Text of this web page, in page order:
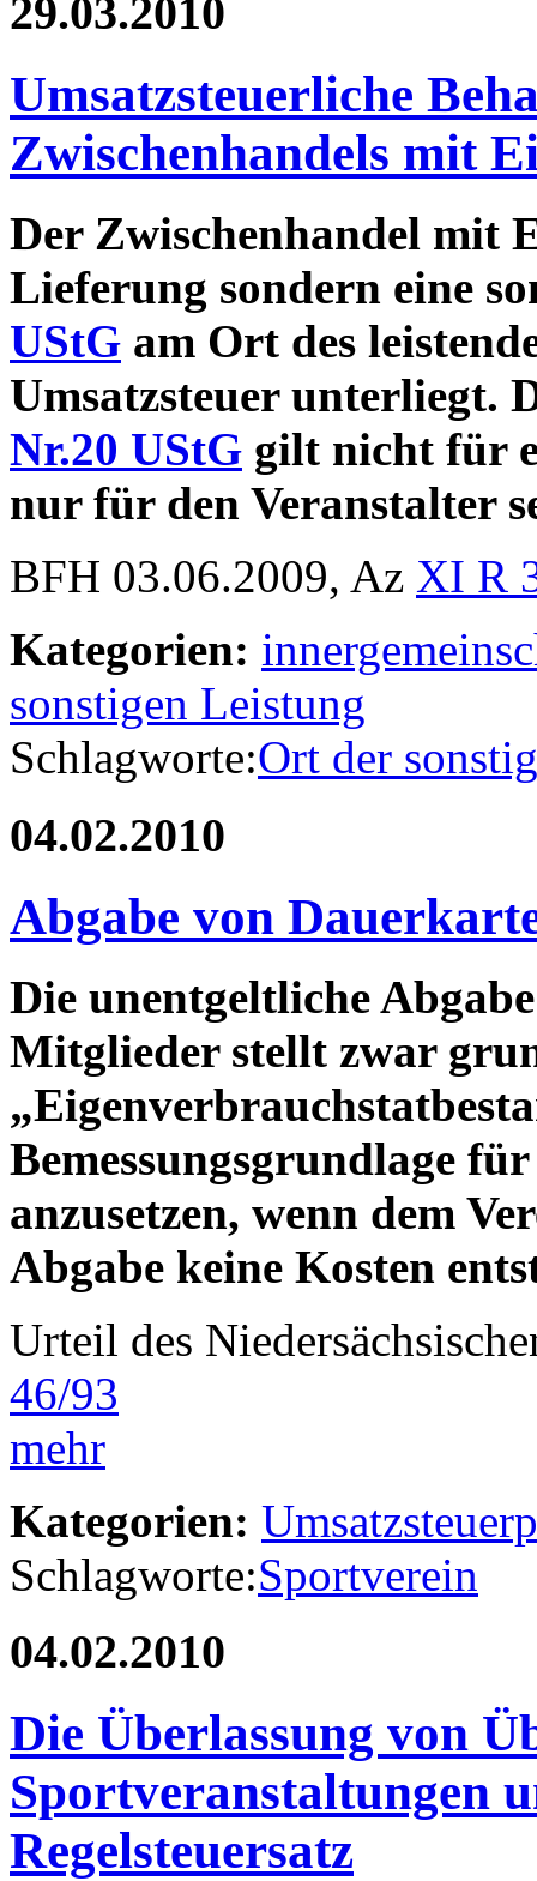
29.03.2010
Umsatzsteuerliche
Zwischenhandels mit
Der Zwischenhandel mit
Lieferung sondern eine
UStG am Ort des
Umsatzsteuer unterliegt.
Nr.20 UStG gilt nicht für
nur für den Veranstalter
BFH 03.06.2009, Az XI R
Kategorien:
sonstigen Leistung
Schlagworte:Ort der
04.02.2010
Abgabe von
Die unentgeltliche
Mitglieder stellt zwar
Bemessungsgrundlage
anzusetzen, wenn dem
Abgabe keine Kosten
Urteil des
46/93
mehr
Kategorien:
Schlagworte:Sportverein
04.02.2010
Die Überlassung von
Sportveranstaltungen
Regelsteuersatz